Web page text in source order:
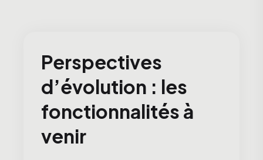
Perspectives
d’évolution : les
fonctionnalités à
venir